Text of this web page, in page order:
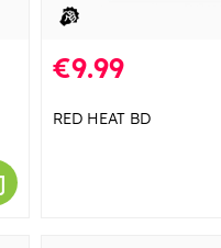
€9.99
RED HEAT BD